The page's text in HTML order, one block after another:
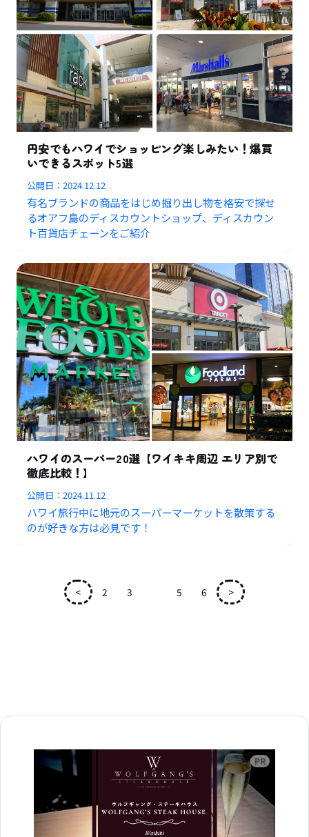
円安でもハワイでショッピング楽しみたい！爆買
いできるスポット5選
公開日：2024.12.12
有名ブランドの商品をはじめ掘り出し物を格安で探せ
るオアフ島のディスカウントショップ、ディスカウン
ト百貨店チェーンをご紹介
ハワイのスーパー20選【ワイキキ周辺 エリア別で
徹底比較！】
公開日：2024.11.12
ハワイ旅行中に地元のスーパーマーケットを散策する
のが好きな方は必見です！
< 2 3 5 6 >
広告